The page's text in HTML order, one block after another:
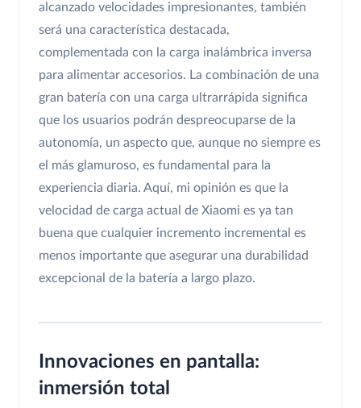
alcanzado velocidades impresionantes, también
será una característica destacada,
complementada con la carga inalámbrica inversa
para alimentar accesorios. La combinación de una
gran batería con una carga ultrarrápida significa
que los usuarios podrán despreocuparse de la
autonomía, un aspecto que, aunque no siempre es
el más glamuroso, es fundamental para la
experiencia diaria. Aquí, mi opinión es que la
velocidad de carga actual de Xiaomi es ya tan
buena que cualquier incremento incremental es
menos importante que asegurar una durabilidad
excepcional de la batería a largo plazo.
Innovaciones en pantalla:
inmersión total